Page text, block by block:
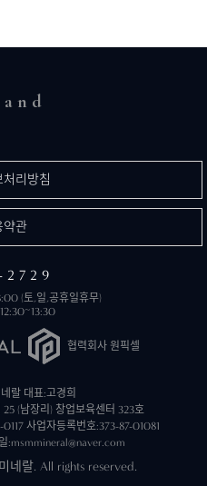
리방침
약관
2729
(토,일,공휴일휴무)
협력회사 원픽셀
랄 대표:고경희
(남장리) 창업보육센터 323호
사업자등록번호:373-87-01081
:msmmineral@naver.com
네랄. All rights reserved.